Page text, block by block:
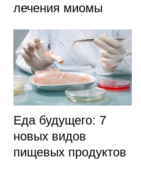
лечения миомы
Еда будущего: 7
новых видов
пищевых продуктов